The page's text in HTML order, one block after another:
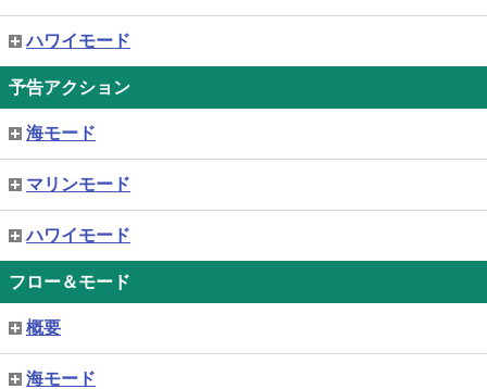
ハワイモード
予告アクション
海モード
マリンモード
ハワイモード
フロー＆モード
概要
海モード